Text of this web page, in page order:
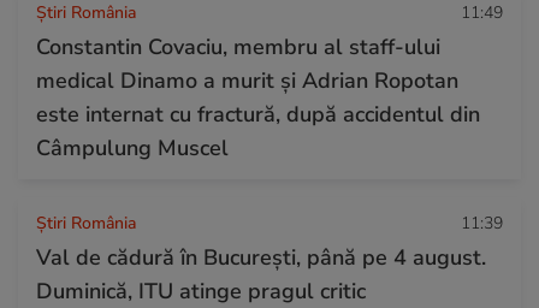
Știri România 11:49
Constantin Covaciu, membru al staff-ului
medical Dinamo a murit și Adrian Ropotan
este internat cu fractură, după accidentul din
Câmpulung Muscel
Știri România 11:39
Val de cădură în București, până pe 4 august.
Duminică, ITU atinge pragul critic